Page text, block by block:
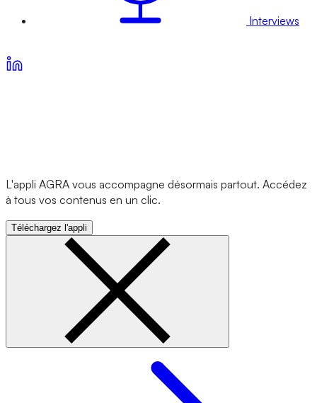
Interviews
L'appli AGRA vous accompagne désormais partout. Accédez
à tous vos contenus en un clic.
Téléchargez l'appli